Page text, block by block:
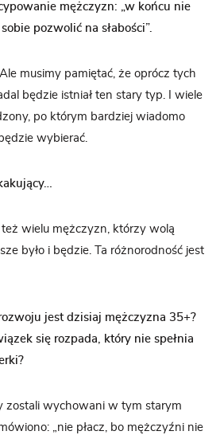
mężczyzn: „w końcu nie
pozwolić na słabości”.
Ale musimy pamiętać, że oprócz tych
będzie istniał ten stary typ. I wiele
po którym bardziej wiadomo
wybierać.
wielu mężczyzn, którzy wolą
było i będzie. Ta różnorodność jest
jest dzisiaj mężczyzna 35+?
się rozpada, który nie spełnia
zostali wychowani w tym starym
„nie płacz, bo mężczyźni nie